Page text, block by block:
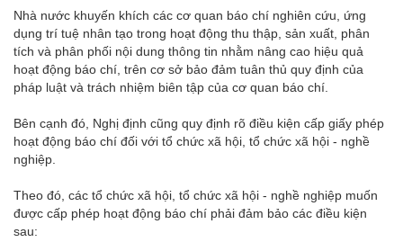
Nhà nước khuyến khích các cơ quan báo chí nghiên cứu, ứng
dụng trí tuệ nhân tạo trong hoạt động thu thập, sản xuất, phân
tích và phân phối nội dung thông tin nhằm nâng cao hiệu quả
hoạt động báo chí, trên cơ sở bảo đảm tuân thủ quy định của
pháp luật và trách nhiệm biên tập của cơ quan báo chí.
Bên cạnh đó, Nghị định cũng quy định rõ điều kiện cấp giấy phép
hoạt động báo chí đối với tổ chức xã hội, tổ chức xã hội - nghề
nghiệp.
Theo đó, các tổ chức xã hội, tổ chức xã hội - nghề nghiệp muốn
được cấp phép hoạt động báo chí phải đảm bảo các điều kiện
sau: